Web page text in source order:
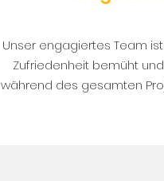
Unser engagiertes Team
Zufriedenheit bemüht
während des gesamten